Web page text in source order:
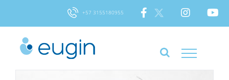
+57 3155180955